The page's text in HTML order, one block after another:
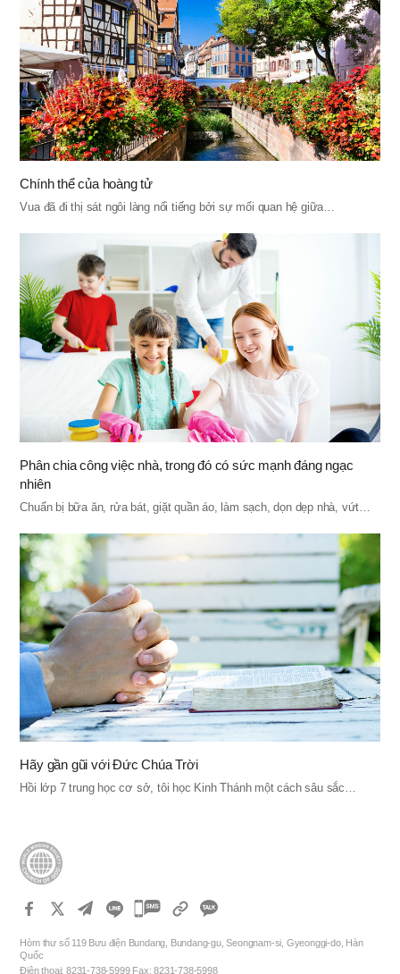
Chính thể của hoàng tử
Vua đã đi thị sát ngôi làng nổi tiếng bởi sự mối quan hệ giữa…
Phân chia công việc nhà, trong đó có sức mạnh đáng ngạc
nhiên
Chuẩn bị bữa ăn, rửa bát, giặt quần áo, làm sạch, dọn dẹp nhà, vứt…
Hãy gần gũi với Đức Chúa Trời
Hồi lớp 7 trung học cơ sở, tôi học Kinh Thánh một cách sâu sắc…
카
오
Hòm thư số 119 Bưu điện Bundang, Bundang-gu, Seongnam-si, Gyeonggi-do, Hàn
Quốc
Điện thoại: 8231-738-5999 Fax: 8231-738-5998